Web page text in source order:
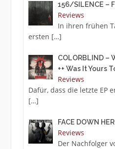
156/SILENCE –
Reviews
In ihren frühen
ersten […]
COLORBLIND –
++ Was It Yours
Reviews
Dafür, dass die letzte EP
[…]
FACE DOWN
Reviews
Der Nachfolger